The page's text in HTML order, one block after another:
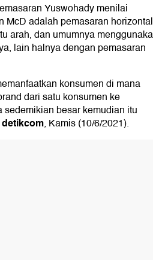
Yuswohady menilai
McD adalah pemasaran
arah, dan umumnya
lain halnya dengan pemasaran
konsumen di mana
dari satu konsumen ke
sedemikian besar kemudian itu
detikcom, Kamis (10/6/2021).